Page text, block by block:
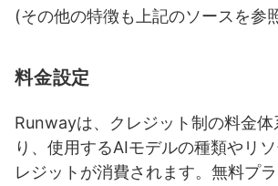
(その他の特徴も上記のソースを参
料金設定
Runwayは、クレジット制の料金
り、使用するAIモデルの種類やリ
レジットが消費されます。無料プ